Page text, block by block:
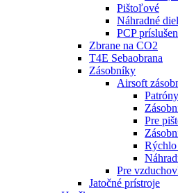
Pištoľové
Náhradné
PCP
Zbrane na CO2
T4E Sebaobrana
Zásobníky
Airsoft
Pre
Pre
Jatočné prístroje